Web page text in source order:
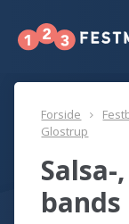
Forside
Glostrup